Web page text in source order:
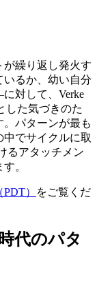
繰り返し発火す
いるか、幼い自分
対して、Verke
した気づきのた
パターンが最も
でサイクルに取
るアタッチメン
。
）
をご覧くだ
代のパタ